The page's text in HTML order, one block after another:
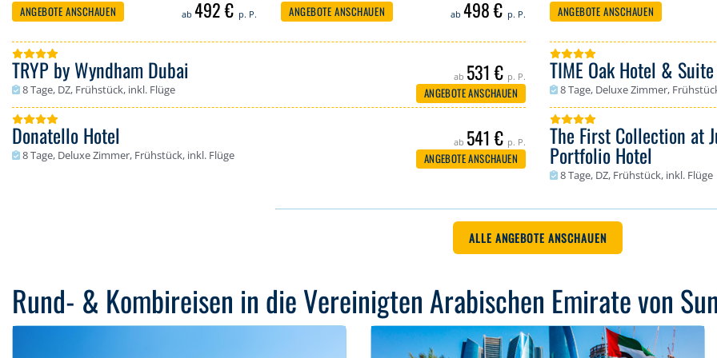
ANGEBOTE ANSCHAUEN ab 492 € p. P. ANGEBOTE ANSCHAUEN ab 498 € p. P. ANGEBOTE ANSCHAUEN
TRYP by Wyndham Dubai
Bewertung: 96 %
Dubai - Barsha Heights / Tecom (Dubai)
8 Tage, DZ, Frühstück, inkl. Flüge
ab 531 € p. P.
ANGEBOTE ANSCHAUEN
TIME Oak Hotel & Suite
Bewertung: 93 %
Dubai - Barsha Heights / Tecom
8 Tage, Deluxe Zimmer,
Donatello Hotel
Bewertung: 100 %
Dubai - Al Barsha (Dubai)
8 Tage, Deluxe Zimmer, Frühstück, inkl. Flüge
ab 541 € p. P.
ANGEBOTE ANSCHAUEN
The First Collection at
Portfolio Hotel
Bewertung: 79 %
Dubai - Jumeirah Village Circle /
8 Tage, DZ, Frühstück, inkl. Flüge
ALLE ANGEBOTE ANSCHAUEN
Rund- & Kombireisen in die Vereinigten Arabischen Emirate von